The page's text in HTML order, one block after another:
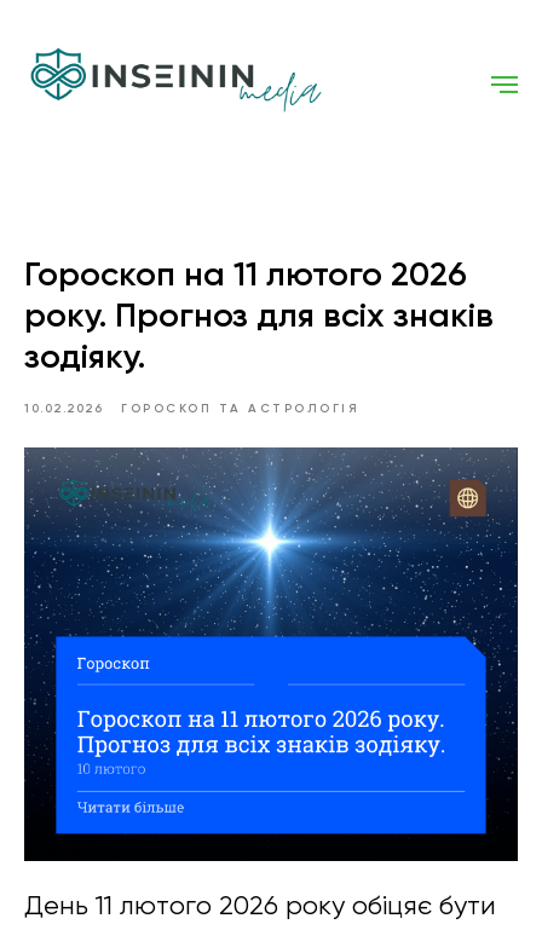
Гороскоп на 11 лютого 2026
року. Прогноз для всіх знаків
зодіяку.
10.02.2026 ГОРОСКОП ТА АСТРОЛОГІЯ
День 11 лютого 2026 року обіцяє бути